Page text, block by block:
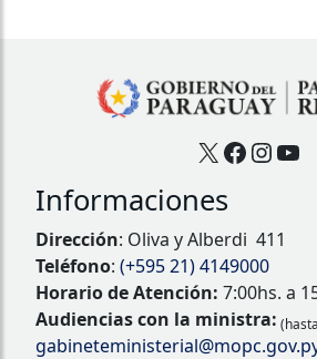
X
Informaciones
Dirección: Oliva y Alberdi 411
Teléfono: (+595 21) 4149000
Horario de Atención: 7:00hs. a
Audiencias con la ministra: